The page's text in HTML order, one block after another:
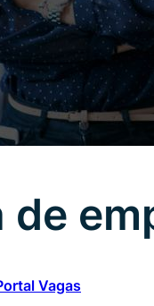
de
Vagas